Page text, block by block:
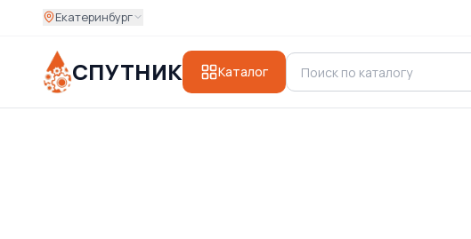
Екатеринбург
СПУТНИК Каталог